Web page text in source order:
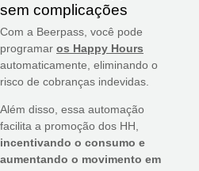
sem complicações
Com a Beerpass, você pode
programar os Happy Hours
automaticamente, eliminando o
risco de cobranças indevidas.
Além disso, essa automação
facilita a promoção dos HH,
incentivando o consumo e
aumentando o movimento em